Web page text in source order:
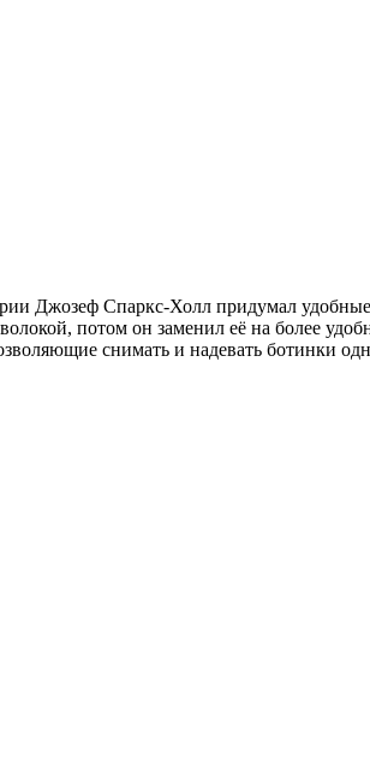
Джозеф Спаркс-Холл придумал
потом он заменил её на более
снимать и надевать ботинки